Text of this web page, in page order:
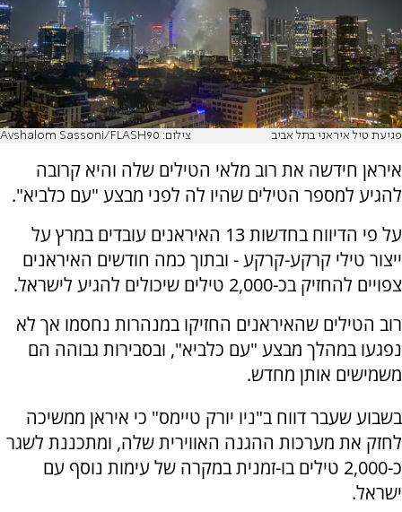
פגיעת טיל איראני בתל אביב צילום: Avshalom Sassoni/FLASH90
איראן חידשה את רוב מלאי הטילים שלה והיא קרובה
להגיע למספר הטילים שהיו לה לפני מבצע "עם כלביא".
על פי הדיווח בחדשות 13 האיראנים עובדים במרץ על
ייצור טילי קרקע-קרקע - ובתוך כמה חודשים האיראנים
צפויים להחזיק בכ-2,000 טילים שיכולים להגיע לישראל.
רוב הטילים שהאיראנים החזיקו במנהרות נחסמו אך לא
נפגעו במהלך מבצע "עם כלביא", ובסבירות גבוהה הם
משמישים אותן מחדש.
בשבוע שעבר דווח ב"ניו יורק טיימס" כי איראן ממשיכה
לחזק את מערכות ההגנה האווירית שלה, ומתכננת לשגר
כ-2,000 טילים בו-זמנית במקרה של עימות נוסף עם
ישראל.